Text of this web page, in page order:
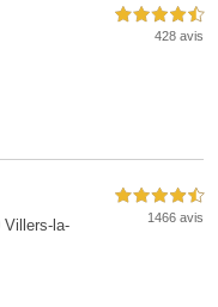
4,5 étoiles sur 5
428 avis
Villers-la-
4,5 étoiles sur 5
1466 avis